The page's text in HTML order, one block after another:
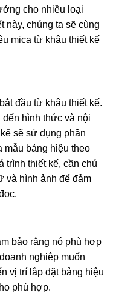
cho nhiều loại
này, chúng ta sẽ cùng
mica từ khâu thiết kế
đầu từ khâu thiết kế.
hình thức và nội
sẽ sử dụng phần
mẫu bảng hiệu theo
trình thiết kế, cần chú
và hình ảnh để đảm
bảo rằng nó phù hợp
nghiệp muốn
vị trí lắp đặt bảng hiệu
phù hợp.